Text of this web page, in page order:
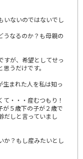
いないのではないでし
うなるのか？も母親の
すが、希望としてせっ
うだけです。
生まれた人を私は知っ
・・・産むつもり！
が５歳下の子が２歳で
だしと言っていまし
か？もし産みたいとし